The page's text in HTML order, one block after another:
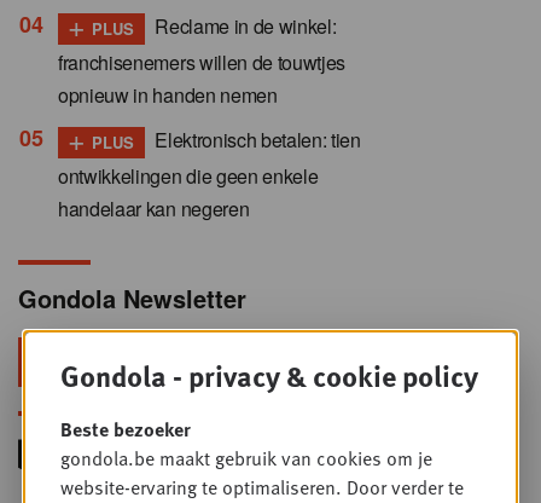
+ PLUS
Reclame in de winkel:
franchisenemers willen de touwtjes
opnieuw in handen nemen
+ PLUS
Elektronisch betalen: tien
ontwikkelingen die geen enkele
handelaar kan negeren
Gondola Newsletter
Blijf voorop in retail & foodservice!
Gondola - privacy & cookie policy
Beste bezoeker
gondola.be maakt gebruik van cookies om je
website-ervaring te optimaliseren. Door verder te